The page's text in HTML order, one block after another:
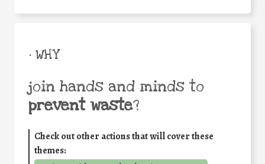
• WHY
join hands and minds to
prevent waste?
Check out other actions that will cover these
themes: